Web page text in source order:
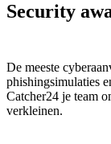
Security
De meeste
phishingsimulaties
Catcher24 je team
verkleinen.